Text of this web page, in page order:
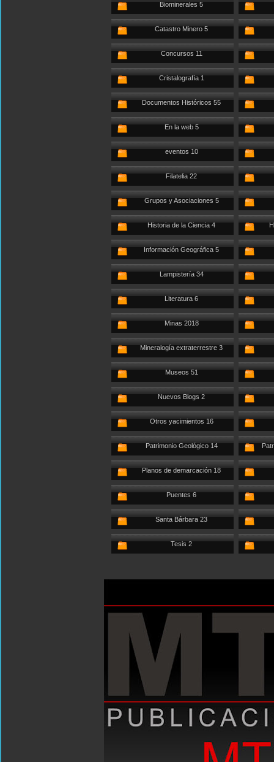
Biominerales 5
Catastro Minero 5
Concursos 11
Cristalografía 1
Documentos Históricos 55
En la web 5
eventos 10
Filatelia 22
Grupos y Asociaciones 5
Historia de la Ciencia 4
Información Geográfica 5
Lampistería 34
Literatura 6
Minas 2018
Mineralogía extraterrestre 3
Museos 51
Nuevos Blogs 2
Otros yacimientos 16
Patrimonio Geológico 14
Planos de demarcación 18
Puentes 6
Santa Bárbara 23
Tesis 2